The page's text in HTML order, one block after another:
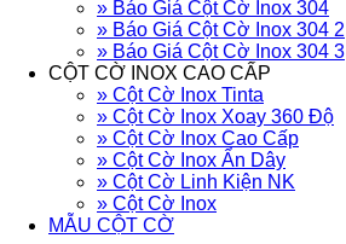
» Báo Giá Cột Cờ Inox 304
» Báo Giá Cột Cờ Inox 304 2
» Báo Giá Cột Cờ Inox 304 3
CỘT CỜ INOX CAO CẤP
» Cột Cờ Inox Tinta
» Cột Cờ Inox Xoay 360 Độ
» Cột Cờ Inox Cao Cấp
» Cột Cờ Inox Ẩn Dây
» Cột Cờ Linh Kiện NK
» Cột Cờ Inox
MẪU CỘT CỜ